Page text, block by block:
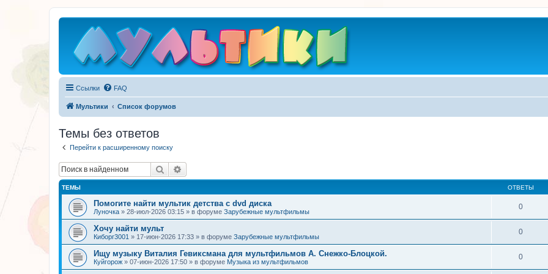
Ссылки FAQ
Мультики Список форумов
Темы без ответов
Перейти к расширенному поиску
Поиск
ТЕМЫ ОТВЕТЫ
Помогите найти мультик детства с dvd диска
Луночка » 28-июл-2026 03:15 » в форуме Зарубежные мультфильмы
0
Хочу найти мульт
Киборг3001 » 17-июн-2026 17:33 » в форуме Зарубежные мультфильмы
0
Ищу музыку Виталия Гевиксмана для мультфильмов А. Снежко-Блоцкой.
Куйгорож » 07-июн-2026 17:50 » в форуме Музыка из мультфильмов
0